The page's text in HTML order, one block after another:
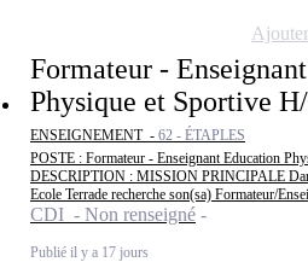
Formateur -
Physique et Sportive
ENSEIGNEMENT - 62 - ÉTAPLES
POSTE : Formateur - Enseignant Education
DESCRIPTION : MISSION PRINCIPALE
Ecole Terrade recherche son(sa) Formateur/
CDI - Non renseigné
Publié il y a 17 jours